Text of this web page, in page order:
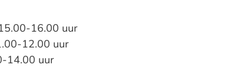
16.00 uur
12.00 uur
14.00 uur